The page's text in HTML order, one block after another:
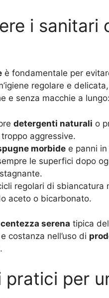
i sanitari
è fondamentale per
regolare e
e senza macchie a lungo:
detergenti naturali o
aggressive.
morbide e panni
le superfici dopo
regolari di sbiancatura
aceto o bicarbonato.
serena tipica
costanza nell’uso di
.
pratici per